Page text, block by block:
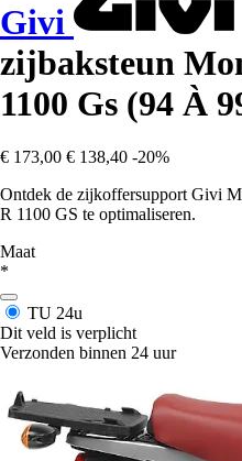
Givi
zijbaksteun
1100 Gs (94 À
€ 173,00 € 138,40 -20%
Ontdek de zijkoffersupport Givi
R 1100 GS te optimaliseren.
Maat
*
TU 24u
Dit veld is verplicht
Verzonden binnen 24 uur